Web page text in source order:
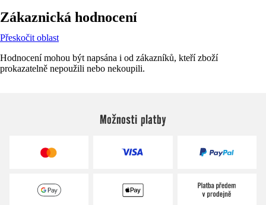
Zákaznická hodnocení
Přeskočit oblast
Hodnocení mohou být napsána i od zákazníků, kteří zboží
prokazatelně nepoužili nebo nekoupili.
Možnosti platby